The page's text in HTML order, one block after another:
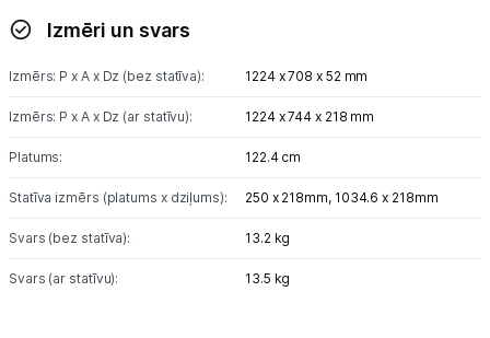
Izmēri un svars
Izmērs: P x A x Dz (bez statīva): 1224 x 708 x 52 mm
Izmērs: P x A x Dz (ar statīvu): 1224 x 744 x 218 mm
Platums: 122.4 cm
Statīva izmērs (platums x dziļums): 250 x 218mm, 1034.6 x 218mm
Svars (bez statīva): 13.2 kg
Svars (ar statīvu): 13.5 kg